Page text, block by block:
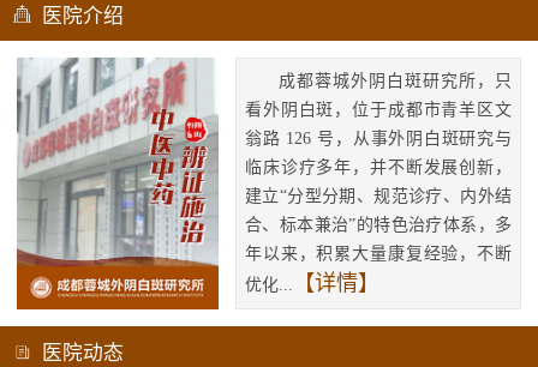
医院介绍
成都蓉城外阴白斑研究所，只
看外阴白斑，位于成都市青羊区文
翁路 126 号，从事外阴白斑研究与
临床诊疗多年，并不断发展创新，
建立“分型分期、规范诊疗、内外结
合、标本兼治”的特色治疗体系，多
年以来，积累大量康复经验，不断
优化...
【详情】
医院动态